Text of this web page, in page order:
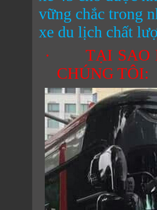
vững chắc trong
xe du lịch chất
·
TẠI SAO
CHÚNG TÔI: